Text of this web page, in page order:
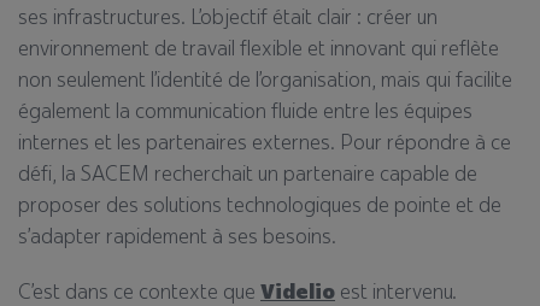
ses infrastructures. L’objectif était clair : créer un
environnement de travail flexible et innovant qui reflète
non seulement l’identité de l’organisation, mais qui facilite
également la communication fluide entre les équipes
internes et les partenaires externes. Pour répondre à ce
défi, la SACEM recherchait un partenaire capable de
proposer des solutions technologiques de pointe et de
s’adapter rapidement à ses besoins.
C’est dans ce contexte que Videlio est intervenu.